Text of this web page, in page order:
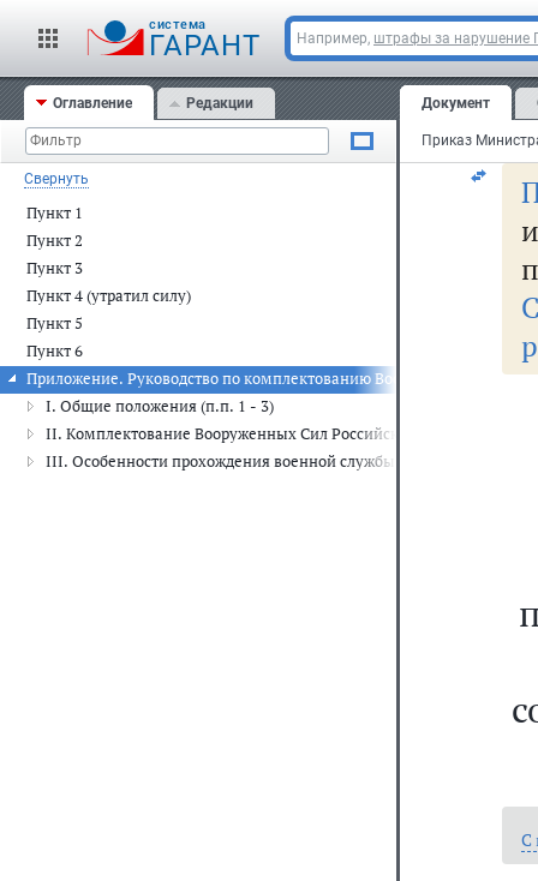
cистема
ГАРАНТ Например, штрафы за нарушение
Оглавление Редакции
Свернуть
Пункт 1
Пункт 2
Пункт 3
Пункт 4 (утратил силу)
Пункт 5
Пункт 6
Приложение. Руководство по комплектованию Вооруженных Сил
I. Общие положения (п.п. 1 - 3)
II. Комплектование Вооруженных Сил Российской Федерации
III. Особенности прохождения военной службы солдатами,
Документ
С